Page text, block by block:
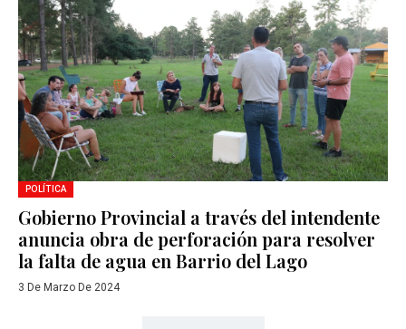
POLÍTICA
Gobierno Provincial a través del intendente
anuncia obra de perforación para resolver
la falta de agua en Barrio del Lago
3 De Marzo De 2024